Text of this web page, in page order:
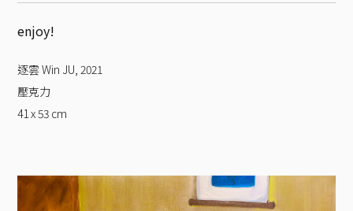
enjoy!
逐雲 Win JU, 2021
壓克力
41 x 53 cm